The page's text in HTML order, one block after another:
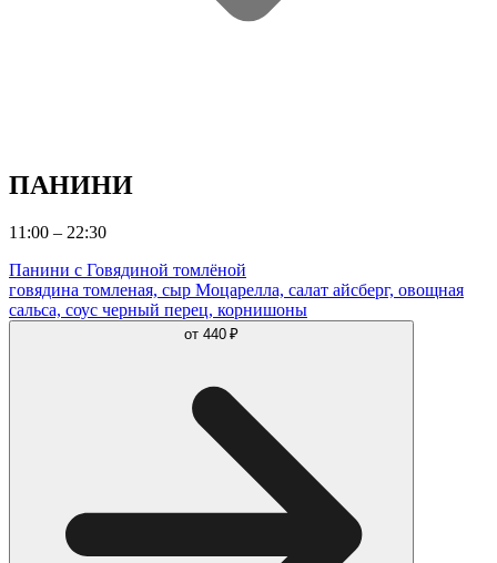
ПАНИНИ
11:00 – 22:30
Панини с Говядиной томлёной
говядина томленая, сыр Моцарелла, салат айсберг, овощная
сальса, соус черный перец, корнишоны
от 440 ₽